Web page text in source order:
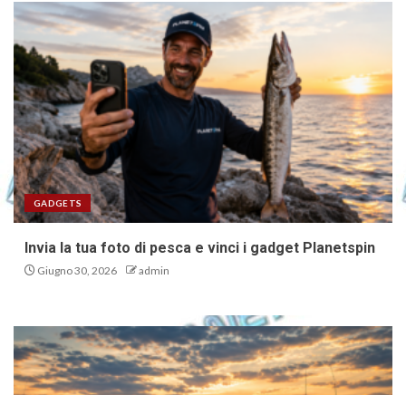
GADGETS
Invia la tua foto di pesca e vinci i gadget Planetspin
Giugno 30, 2026 admin